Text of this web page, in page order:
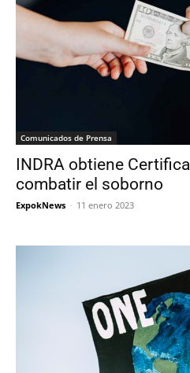
Comunicados de Prensa
INDRA obtiene
combatir el soborno
ExpokNews - 11 enero 2023